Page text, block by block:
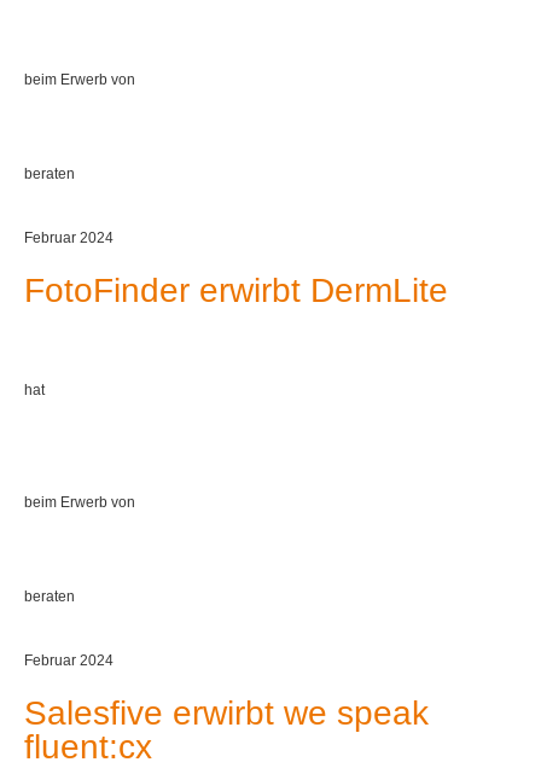
beim Erwerb von
beraten
Februar 2024
FotoFinder erwirbt DermLite
hat
beim Erwerb von
beraten
Februar 2024
Salesfive erwirbt we speak
fluent:cx